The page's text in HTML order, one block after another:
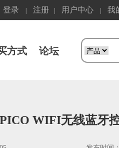
登录 注册 用户中心 我
方式 论坛
WIFI无线蓝牙